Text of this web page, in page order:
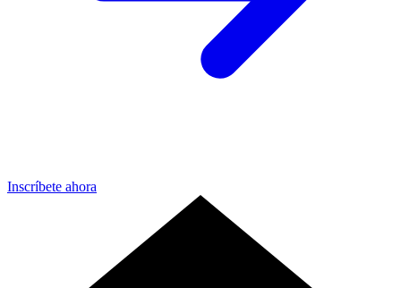
Inscríbete ahora